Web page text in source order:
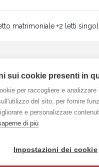
matrimoniale +2 letti singoli
sui cookie presenti in
per raccogliere e analizzare
del sito, per fornire
e personalizzare
di più
Impostazioni dei cookie